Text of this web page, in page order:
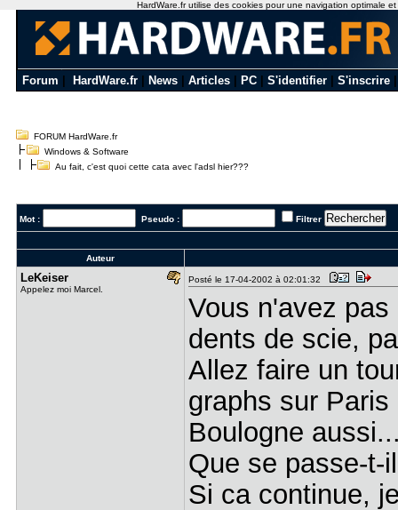
Forum HardWare.fr News Articles PC S'identifier S'inscrire
FORUM HardWare.fr
Windows & Software
Au fait, c'est quoi cette cata avec l'adsl hier???
Mot : Pseudo : Filtrer
Auteur
LeKeiser
Appelez moi Marcel.
Posté le 17-04-2002 à 02:01:32
Vous n'avez
dents de scie,
Allez faire un
graphs sur
Boulogne
Que se passe-t-
Si ca continue,
HardWare.fr utilise des cookies pour une navigation optimale